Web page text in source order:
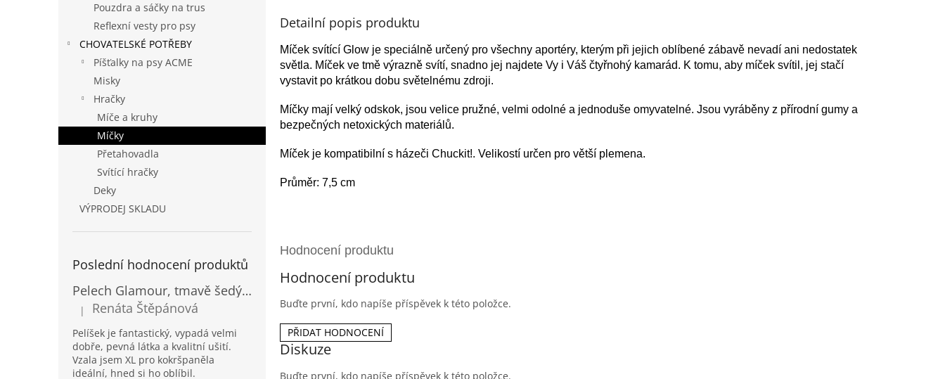
Pouzdra a sáčky na trus
Reflexní vesty pro psy
CHOVATELSKÉ POTŘEBY
Píšťalky na psy ACME
Misky
Hračky
Míče a kruhy
Míčky
Přetahovadla
Svítící hračky
Deky
VÝPRODEJ SKLADU
Poslední hodnocení produktů
Pelech Glamour, tmavě šedý Inari
Hodnocení produktu je 5 z 5 hvězdiček.
| Renáta Štěpánová
Pelíšek je fantastický, vypadá velmi
dobře, pevná látka a kvalitní ušití.
Vzala jsem XL pro kokršpaněla
ideální, hned si ho oblíbil.
Detailní popis produktu
Míček svítící Glow je speciálně určený pro všechny aportéry, kterým při jejich oblíbené zábavě nevadí ani nedostatek
světla. Míček ve tmě výrazně svítí, snadno jej najdete Vy i Váš čtyřnohý kamarád. K tomu, aby míček svítil, jej stačí
vystavit po krátkou dobu světelnému zdroji.
Míčky mají velký odskok, jsou velice pružné, velmi odolné a jednoduše omyvatelné. Jsou vyráběny z přírodní gumy a
bezpečných netoxických materiálů.
Míček je kompatibilní s házeči Chuckit!. Velikostí určen pro větší plemena.
Průměr: 7,5 cm
Hodnocení produktu
Buďte první, kdo napíše příspěvek k této položce.
PŘIDAT HODNOCENÍ
Diskuze
Buďte první, kdo napíše příspěvek k této položce.